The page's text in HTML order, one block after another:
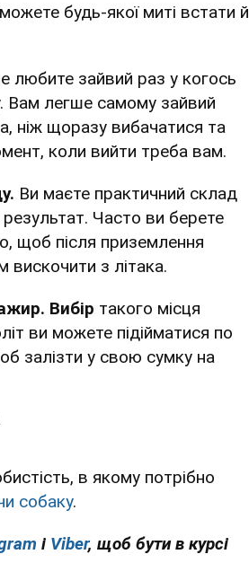
будь-якої миті встати й
любите зайвий раз у когось
Вам легше самому зайвий
ніж щоразу вибачатися та
коли вийти треба вам.
Ви маєте практичний склад
Часто ви берете
щоб після приземлення
з літака.
Вибір такого місця
ви можете підійматися по
залізти у свою сумку на
в якому потрібно
собаку.
і Viber, щоб бути в курсі